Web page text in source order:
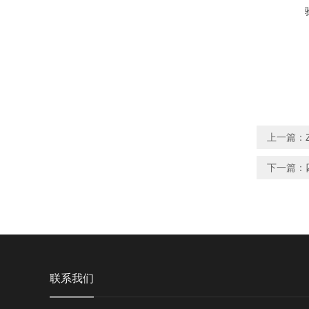
上一篇：
下一篇：
联系我们